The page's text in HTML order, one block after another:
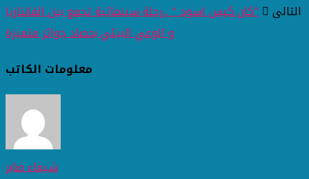
التالى
"كان كيس اسود " ..رحلة سينمائية تجمع بين الفانتازيا
و الوعي البيئي بحصاد جوائز متميزة
معلومات الكاتب
شيماء صابر